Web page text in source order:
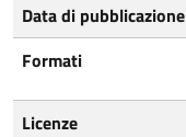
Data di pubblicazione
Formati
Licenze